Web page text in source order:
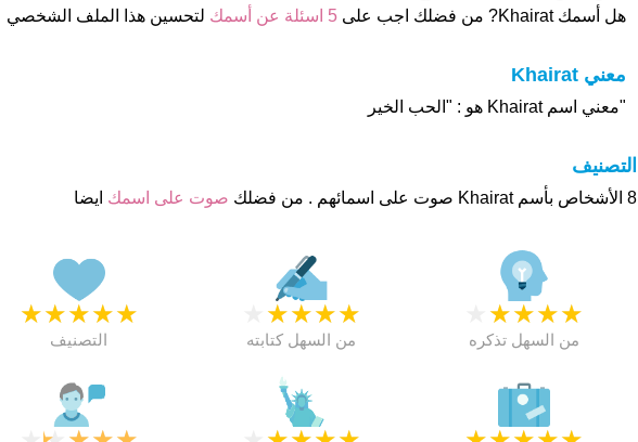
هل أسمك Khairat? من فضلك اجب على
5 اسئلة عن أسمك لتحسين هذا الملف الشخصي
معني Khairat
"معني اسم Khairat هو : "الحب الخير
التصنيف
8 الأشخاص بأسم Khairat صوت على اسمائهم . من فضلك صوت على اسمك ايضا
★
★
★
★
★
التصنيف
★
★
★
★
من السهل كتابته
★
★
★
★
من السهل تذكره